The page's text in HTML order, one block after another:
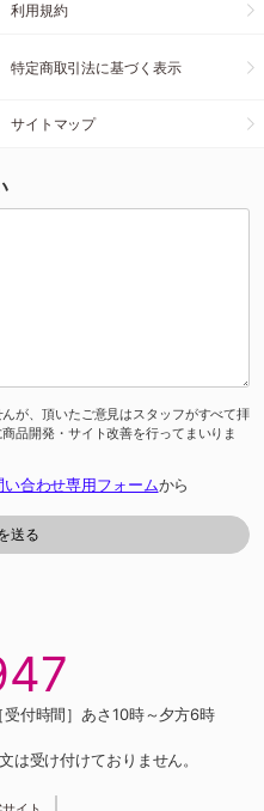
利用規約
特定商取引法に基づく表示
サイトマップ
が、頂いたご意見はスタッフがすべて拝
品開発・サイト改善を行ってまいりま
い合わせ専用フォームから
付時間］あさ10時～夕方6時
は受け付けておりません。